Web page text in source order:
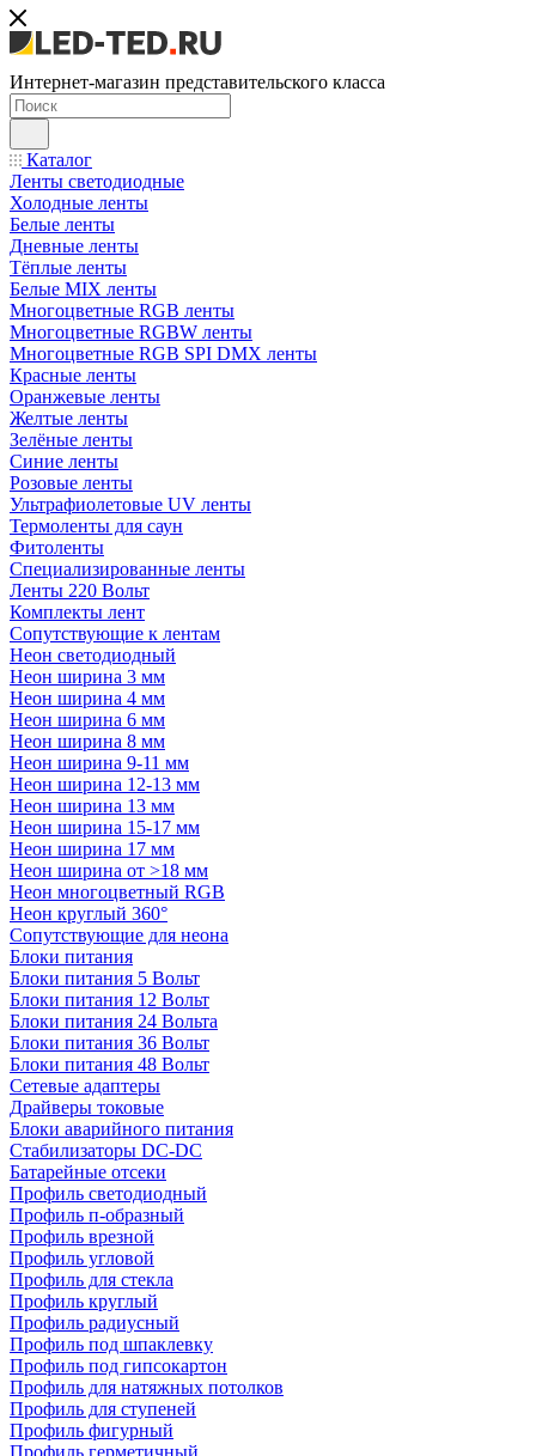
Интернет-магазин представительского класса
Каталог
Ленты светодиодные
Холодные ленты
Белые ленты
Дневные ленты
Тёплые ленты
Белые MIX ленты
Многоцветные RGB ленты
Многоцветные RGBW ленты
Многоцветные RGB SPI DMX ленты
Красные ленты
Оранжевые ленты
Желтые ленты
Зелёные ленты
Синие ленты
Розовые ленты
Ультрафиолетовые UV ленты
Термоленты для саун
Фитоленты
Специализированные ленты
Ленты 220 Вольт
Комплекты лент
Сопутствующие к лентам
Неон светодиодный
Неон ширина 3 мм
Неон ширина 4 мм
Неон ширина 6 мм
Неон ширина 8 мм
Неон ширина 9-11 мм
Неон ширина 12-13 мм
Неон ширина 13 мм
Неон ширина 15-17 мм
Неон ширина 17 мм
Неон ширина от >18 мм
Неон многоцветный RGB
Неон круглый 360°
Сопутствующие для неона
Блоки питания
Блоки питания 5 Вольт
Блоки питания 12 Вольт
Блоки питания 24 Вольта
Блоки питания 36 Вольт
Блоки питания 48 Вольт
Сетевые адаптеры
Драйверы токовые
Блоки аварийного питания
Стабилизаторы DC-DC
Батарейные отсеки
Профиль светодиодный
Профиль п-образный
Профиль врезной
Профиль угловой
Профиль для стекла
Профиль круглый
Профиль радиусный
Профиль под шпаклевку
Профиль под гипсокартон
Профиль для натяжных потолков
Профиль для ступеней
Профиль фигурный
Профиль герметичный